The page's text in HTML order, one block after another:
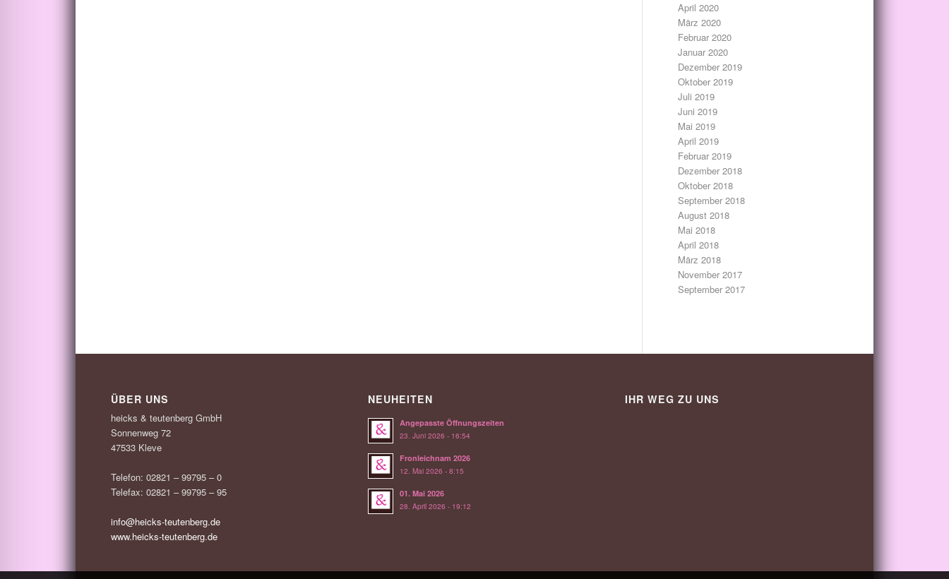
April 2020
März 2020
Februar 2020
Januar 2020
Dezember 2019
Oktober 2019
Juli 2019
Juni 2019
Mai 2019
April 2019
Februar 2019
Dezember 2018
Oktober 2018
September 2018
August 2018
Mai 2018
April 2018
März 2018
November 2017
September 2017
ÜBER UNS
heicks & teutenberg GmbH
Sonnenweg 72
47533 Kleve
Telefon: 02821 – 99795 – 0
Telefax: 02821 – 99795 – 95
info@heicks-teutenberg.de
www.heicks-teutenberg.de
NEUHEITEN
Angepasste Öffnungszeiten
23. Juni 2026 - 16:54
Fronleichnam 2026
12. Mai 2026 - 8:15
01. Mai 2026
28. April 2026 - 19:12
IHR WEG ZU UNS